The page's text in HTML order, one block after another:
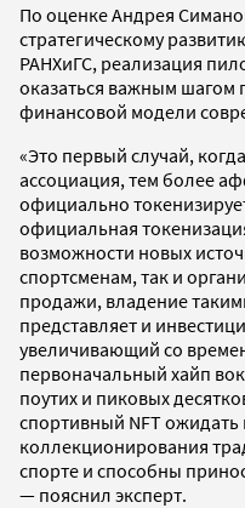
По оценке Андрея
стратегическому
РАНХиГС, реализация
оказаться важным шагом
финансовой модели
«Это первый случай,
ассоциация, тем более
официально
официальная
возможности новых
спортсменам, так и
продажи, владение
представляет и
увеличивающий со
первоначальный хайп
поутих и пиковых
спортивный NFT ожидать
коллекционирования
спорте и способны
— пояснил эксперт.